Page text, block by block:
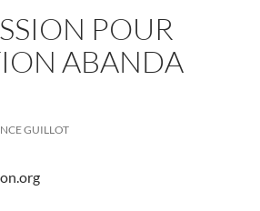
POUR
ABANDA
GUILLOT